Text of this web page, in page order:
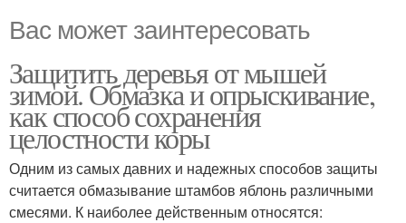
Вас может заинтересовать
Защитить деревья от мышей
зимой. Обмазка и опрыскивание,
как способ сохранения
целостности коры
Одним из самых давних и надежных способов защиты
считается обмазывание штамбов яблонь различными
смесями. К наиболее действенным относятся: